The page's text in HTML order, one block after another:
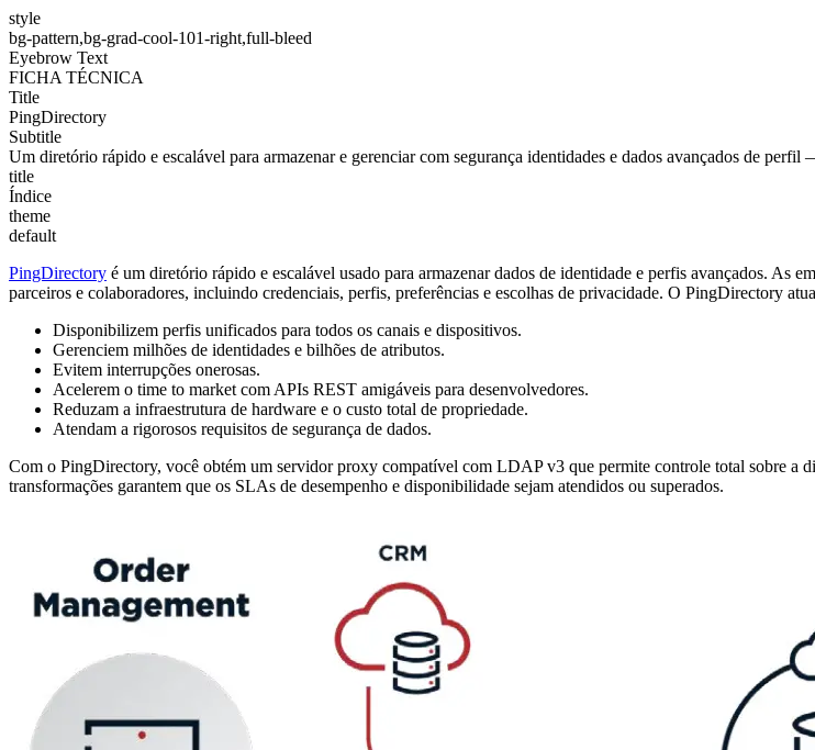
style
bg-pattern,bg-grad-cool-101-right,full-bleed
Eyebrow Text
FICHA TÉCNICA
Title
PingDirectory
Subtitle
Um diretório rápido e escalável para armazenar e gerenciar com segurança identidades e dados avançados de
title
Índice
theme
default
PingDirectory é um diretório rápido e escalável usado para armazenar dados de identidade e perfis avançados. As
parceiros e colaboradores, incluindo credenciais, perfis, preferências e escolhas de privacidade. O PingDirectory
Disponibilizem perfis unificados para todos os canais e dispositivos.
Gerenciem milhões de identidades e bilhões de atributos.
Evitem interrupções onerosas.
Acelerem o time to market com APIs REST amigáveis para desenvolvedores.
Reduzam a infraestrutura de hardware e o custo total de propriedade.
Atendam a rigorosos requisitos de segurança de dados.
Com o PingDirectory, você obtém um servidor proxy compatível com LDAP v3 que permite controle total sobre a
transformações garantem que os SLAs de desempenho e disponibilidade sejam atendidos ou superados.